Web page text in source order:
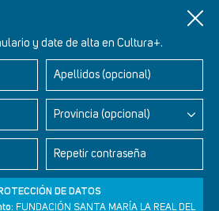
y date de alta en Cultura+.
Apellidos (opcional)
Provincia (opcional)
Repetir contraseña
DE DATOS
FUNDACIÓN SANTA MARÍA LA REAL DEL
Este de León